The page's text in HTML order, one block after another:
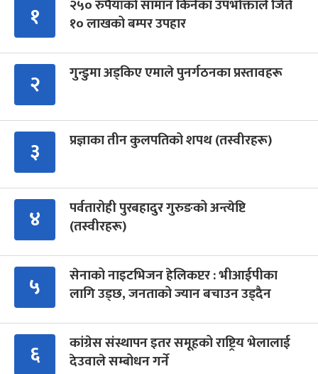
१
२५० रुपैयाँको सामान किनेका उपभोक्ताले जिते
१० लाखको बम्पर उपहार
२ गुन्डुमा अड्किए एमाले पुनर्गठनका प्रस्तावहरू
३ प्रज्ञाका तीन कुलपतिको शपथ (तस्वीरहरू)
४
पर्वतारोही पुरबहादुर गुरुङको अन्त्येष्टि
(तस्वीरहरू)
५
सेनाको नाइटभिजन हेलिकप्टर : भीआईपीका
लागि उड्छ, जनताको ज्यान बचाउन उड्दैन
६
कांग्रेस संस्थापन इतर समूहको राष्ट्रिय भेलालाई
देउवाले सम्बोधन गर्ने